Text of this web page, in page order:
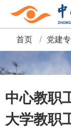
面
包
屑
首页 / 党建
中心教职
大学教职